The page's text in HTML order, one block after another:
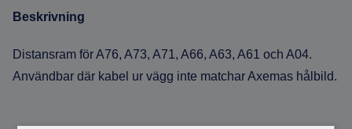
Beskrivning
Distansram för A76, A73, A71, A66, A63, A61 och A04.
Användbar där kabel ur vägg inte matchar Axemas hålbild.